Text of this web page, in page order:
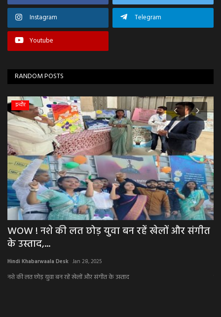
Instagram Telegram
Youtube
RANDOM POSTS
इन्दौर
WOW ! नशे की लत छोड़ युवा बन रहें खेलों और संगीत
के उस्ताद,...
Hindi Khabarwaala Desk Jan 28, 2025
नशे की लत छोड़ युवा बन रहें खेलों और संगीत के उस्ताद